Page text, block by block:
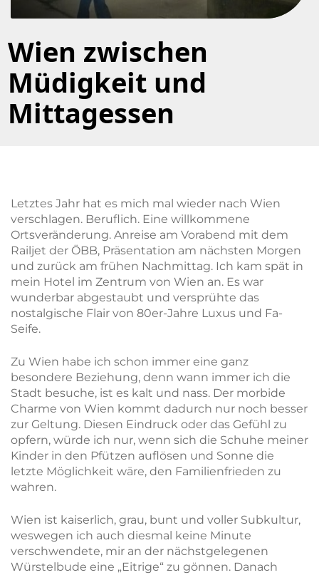
Wien zwischen
Müdigkeit und
Mittagessen
Letztes Jahr hat es mich mal wieder nach Wien
verschlagen. Beruflich. Eine willkommene
Ortsveränderung. Anreise am Vorabend mit dem
Railjet der ÖBB, Präsentation am nächsten Morgen
und zurück am frühen Nachmittag. Ich kam spät in
mein Hotel im Zentrum von Wien an. Es war
wunderbar abgestaubt und versprühte das
nostalgische Flair von 80er-Jahre Luxus und Fa-
Seife.
Zu Wien habe ich schon immer eine ganz
besondere Beziehung, denn wann immer ich die
Stadt besuche, ist es kalt und nass. Der morbide
Charme von Wien kommt dadurch nur noch besser
zur Geltung. Diesen Eindruck oder das Gefühl zu
opfern, würde ich nur, wenn sich die Schuhe meiner
Kinder in den Pfützen auflösen und Sonne die
letzte Möglichkeit wäre, den Familienfrieden zu
wahren.
Wien ist kaiserlich, grau, bunt und voller Subkultur,
weswegen ich auch diesmal keine Minute
verschwendete, mir an der nächstgelegenen
Würstelbude eine „Eitrige“ zu gönnen. Danach